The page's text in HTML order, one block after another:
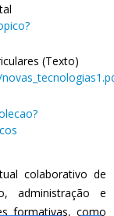
(Texto)
colaborativo de
administração e
formativas, como